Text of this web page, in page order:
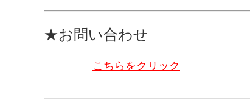
★お問い合わせ
こちらをクリック